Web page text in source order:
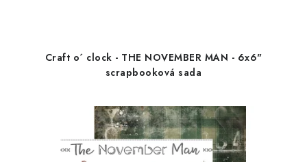
Craft o´ clock - THE NOVEMBER MAN - 6x6"
scrapbooková sada